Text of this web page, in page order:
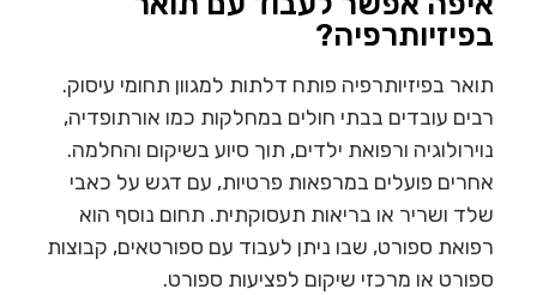
בפיזיותרפיה?
תואר בפיזיותרפיה פותח דלתות למגוון תחומי עיסוק.
רבים עובדים בבתי חולים במחלקות כמו אורתופדיה,
נוירולוגיה ורפואת ילדים, תוך סיוע בשיקום והחלמה.
אחרים פועלים במרפאות פרטיות, עם דגש על כאבי
שלד ושריר או בריאות תעסוקתית. תחום נוסף הוא
רפואת ספורט, שבו ניתן לעבוד עם ספורטאים, קבוצות
ספורט או מרכזי שיקום לפציעות ספורט.